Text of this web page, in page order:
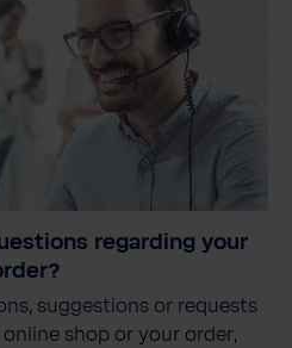
regarding your
suggestions or requests
shop or your order,